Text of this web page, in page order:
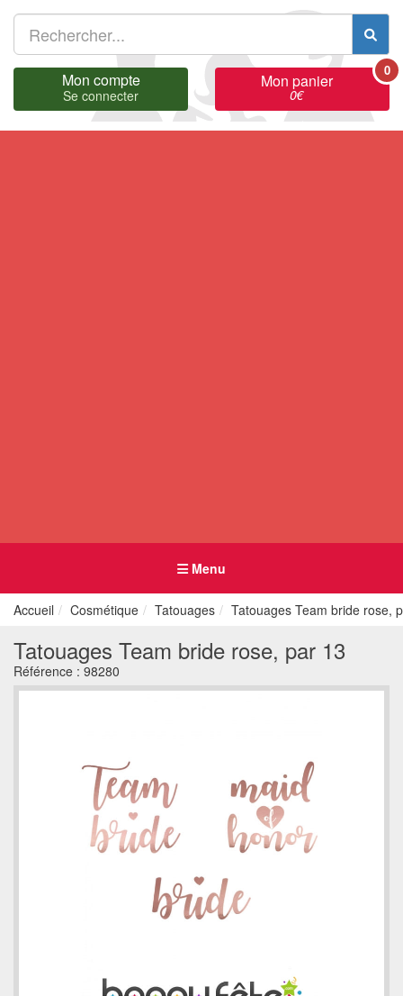
Mon compte
Se connecter
Mon panier
0€
0
Menu
Accueil Cosmétique Tatouages Tatouages Team bride rose,
Tatouages Team bride rose, par 13
Référence : 98280